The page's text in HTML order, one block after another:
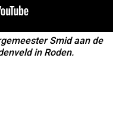
Smid aan de
in Roden.